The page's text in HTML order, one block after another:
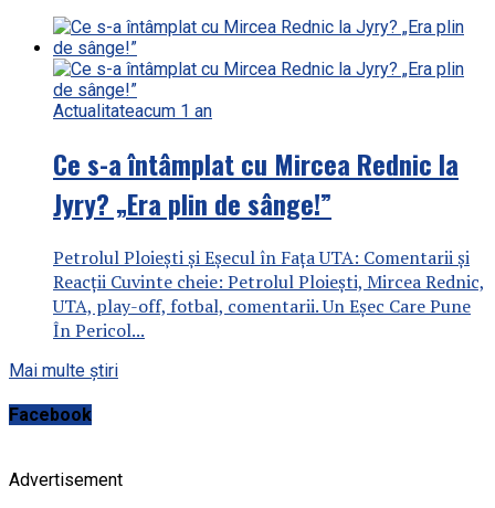
Actualitateacum 1 an
Ce s-a întâmplat cu Mircea Rednic la
Jyry? „Era plin de sânge!”
Petrolul Ploiești și Eșecul în Fața UTA: Comentarii și
Reacții Cuvinte cheie: Petrolul Ploiești, Mircea Rednic,
UTA, play-off, fotbal, comentarii. Un Eșec Care Pune
În Pericol...
Mai multe știri
Facebook
Advertisement